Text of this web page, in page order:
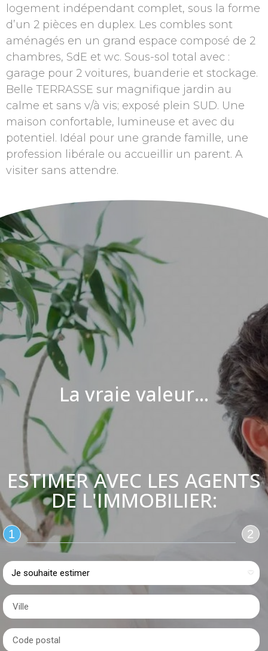
logement indépendant complet, sous la forme
d’un 2 pièces en duplex. Les combles sont
aménagés en un grand espace composé de 2
chambres, SdE et wc. Sous-sol total avec :
garage pour 2 voitures, buanderie et stockage.
Belle TERRASSE sur magnifique jardin au
calme et sans v/à vis; exposé plein SUD. Une
maison confortable, lumineuse et avec du
potentiel. Idéal pour une grande famille, une
profession libérale ou accueillir un parent. A
visiter sans attendre.
La vraie valeur...
ESTIMER AVEC LES AGENTS
DE L'IMMOBILIER:
1 2